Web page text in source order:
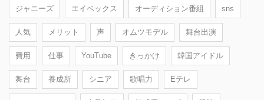
ジャニーズ エイベックス オーディション番組 sns
人気 メリット 声 オムツモデル 舞台出演
費用 仕事 YouTube きっかけ 韓国アイドル
舞台 養成所 シニア 歌唱力 Eテレ